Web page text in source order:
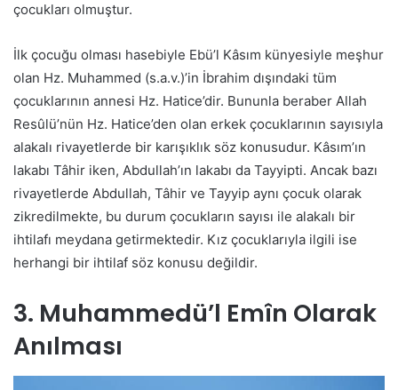
çocukları olmuştur.
İlk çocuğu olması hasebiyle Ebü’l Kâsım künyesiyle meşhur
olan Hz. Muhammed (s.a.v.)’in İbrahim dışındaki tüm
çocuklarının annesi Hz. Hatice’dir. Bununla beraber Allah
Resûlü’nün Hz. Hatice’den olan erkek çocuklarının sayısıyla
alakalı rivayetlerde bir karışıklık söz konusudur. Kâsım’ın
lakabı Tâhir iken, Abdullah’ın lakabı da Tayyipti. Ancak bazı
rivayetlerde Abdullah, Tâhir ve Tayyip aynı çocuk olarak
zikredilmekte, bu durum çocukların sayısı ile alakalı bir
ihtilafı meydana getirmektedir. Kız çocuklarıyla ilgili ise
herhangi bir ihtilaf söz konusu değildir.
3. Muhammedü’l Emîn Olarak
Anılması